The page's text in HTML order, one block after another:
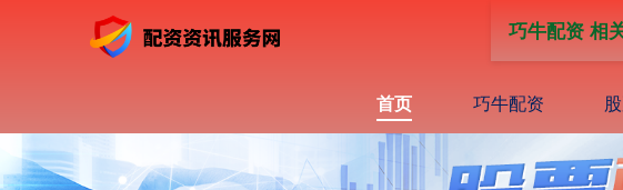
首页 巧牛配资
巧牛配资 相